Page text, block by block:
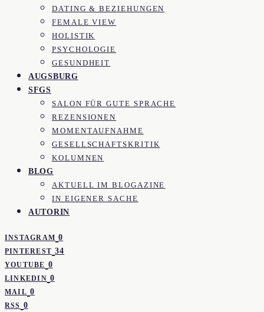
DATING & BEZIEHUNGEN
FEMALE VIEW
HOLISTIK
PSYCHOLOGIE
GESUNDHEIT
AUGSBURG
SFGS
SALON FÜR GUTE SPRACHE
REZENSIONEN
MOMENTAUFNAHME
GESELLSCHAFTSKRITIK
KOLUMNEN
BLOG
AKTUELL IM BLOGAZINE
IN EIGENER SACHE
AUTORIN
INSTAGRAM 0
PINTEREST 34
YOUTUBE 0
LINKEDIN 0
MAIL 0
RSS 0